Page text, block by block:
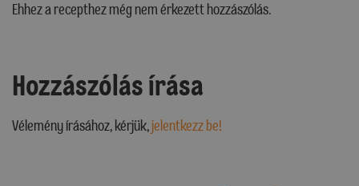
Ehhez a recepthez még nem érkezett hozzászólás.
Hozzászólás írása
Vélemény írásához, kérjük,jelentkezz be!